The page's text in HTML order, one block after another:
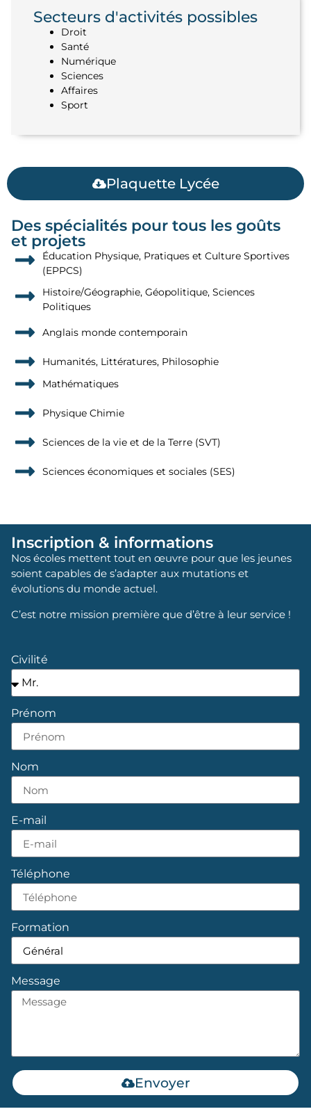
Lire le témoignage
Secteurs d'activités possibles
Droit
Santé
Numérique
Sciences
Affaires
Sport
Plaquette Lycée
Des spécialités pour tous les goûts
et projets
Éducation Physique, Pratiques et Culture Sportives
(EPPCS)
Histoire/Géographie, Géopolitique, Sciences
Politiques
Anglais monde contemporain
Humanités, Littératures, Philosophie
Mathématiques
Physique Chimie
Sciences de la vie et de la Terre (SVT)
Sciences économiques et sociales (SES)
Inscription & informations
Nos écoles mettent tout en œuvre pour que les jeunes
soient capables de s’adapter aux mutations et
évolutions du monde actuel.
C’est notre mission première que d’être à leur service !
Civilité
Prénom
Nom
E-mail
Téléphone
Formation
Message
Envoyer